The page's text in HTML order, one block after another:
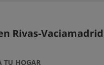
Rivas-Vaciamadrid
TU HOGAR